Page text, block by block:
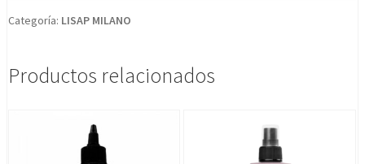
Categoría: LISAP MILANO
Productos relacionados